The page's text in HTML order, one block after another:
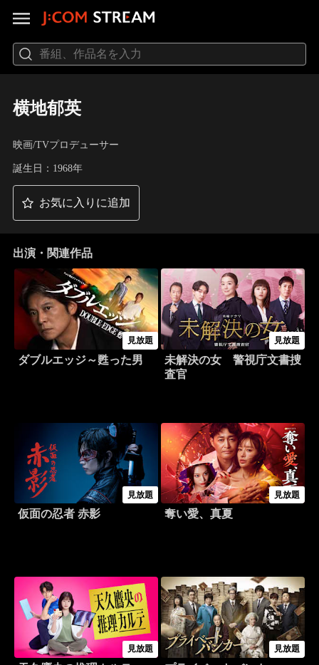
横地郁英
映画/TVプロデューサー
誕生日：1968年
お気に入りに追加
出演・関連作品
見放題
ダブルエッジ～甦った男
見放題
未解決の女 警視庁文書捜
査官
見放題
仮面の忍者 赤影
見放題
奪い愛、真夏
見放題 見放題